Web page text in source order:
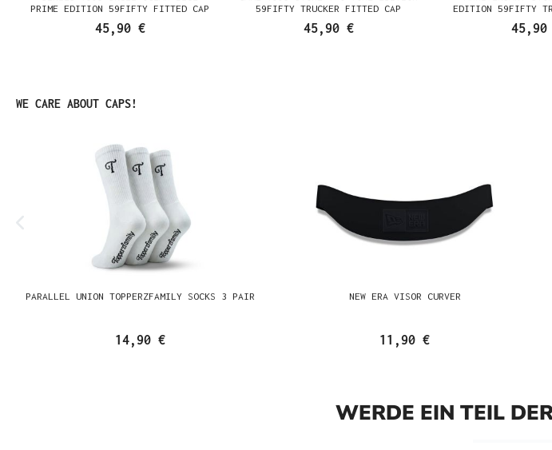
PRIME EDITION 59FIFTY FITTED CAP
45,90 €
59FIFTY TRUCKER FITTED CAP
45,90 €
EDITION 59FIFTY
CAP
45,90
Produktgalerie überspringen
WE CARE ABOUT CAPS!
PARALLEL UNION TOPPERZFAMILY SOCKS 3 PAIR
14,90 €
NEW ERA VISOR CURVER
11,90 €
WERDE EIN TEIL